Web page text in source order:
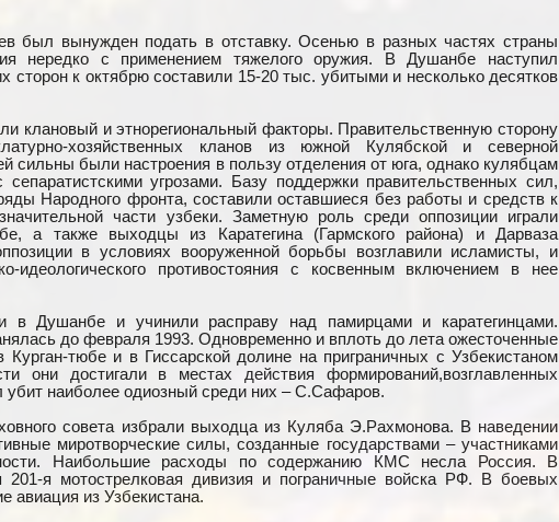
был вынужден подать в отставку. Осенью в разных частях страны
нередко с применением тяжелого оружия. В Душанбе наступил
сторон к октябрю составили 15-20 тыс. убитыми и несколько десятков
клановый и этнорегиональный факторы. Правительственную сторону
хозяйственных кланов из южной Кулябской и северной
сильны были настроения в пользу отделения от юга, однако кулябцам
угрозами. Базу поддержки правительственных сил,
Народного фронта, составили оставшиеся без работы и средств к
части узбеки. Заметную роль среди оппозиции играли
а также выходцы из Каратегина (Гармского района) и Дарваза
в условиях вооруженной борьбы возглавили исламисты, и
идеологического противостояния с косвенным включением в нее
Душанбе и учинили расправу над памирцами и каратегинцами.
до февраля 1993. Одновременно и вплоть до лета ожесточенные
тюбе и в Гиссарской долине на приграничных с Узбекистаном
они достигали в местах действия формирований,возглавленных
наиболее одиозный среди них – С.Сафаров.
совета избрали выходца из Куляба Э.Рахмонова. В наведении
миротворческие силы, созданные государствами – участниками
Наибольшие расходы по содержанию КМС несла Россия. В
201-я мотострелковая дивизия и пограничные войска РФ. В боевых
авиация из Узбекистана.